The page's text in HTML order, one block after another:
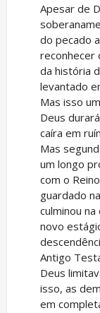
Apesar de
do pecado
reconhecer
da história
levantado
Mas isso
Deus
caíra em
Mas
um longo
com o
guardado
culminou
novo
Antigo
Deus
isso, as
em